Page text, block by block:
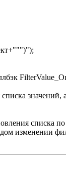
значений,
списка по
изменении